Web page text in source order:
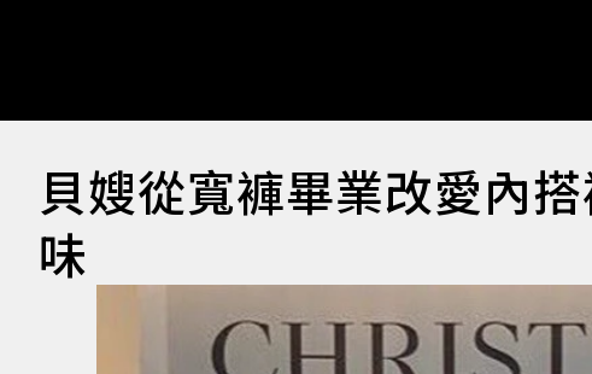
貝嫂從寬褲畢業改愛內
味